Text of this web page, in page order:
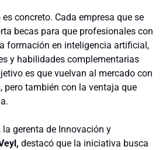
concreto. Cada empresa que se
becas para que profesionales con
formación en inteligencia artificial,
y habilidades complementarias
es que vuelvan al mercado con
pero también con la ventaja que
la gerenta de Innovación y
destacó que la iniciativa busca